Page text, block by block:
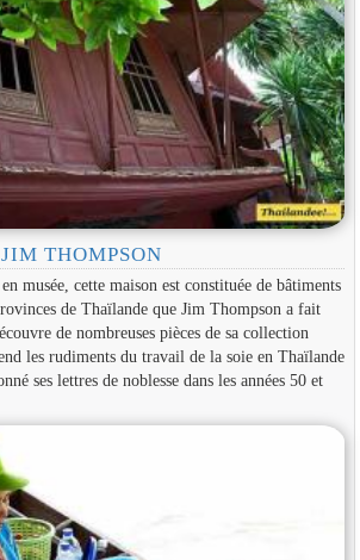
THOMPSON
musée, cette maison est constituée de bâtiments
de Thaïlande que Jim Thompson a fait
de nombreuses pièces de sa collection
les rudiments du travail de la soie en Thaïlande
ses lettres de noblesse dans les années 50 et